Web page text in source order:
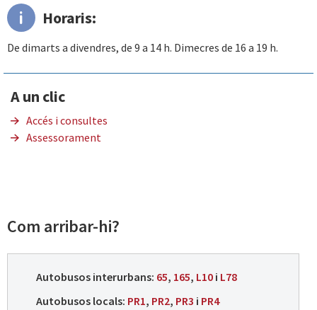
Horaris:
De dimarts a divendres, de 9 a 14 h. Dimecres de 16 a 19 h.
A un clic
Accés i consultes
Assessorament
Com arribar-hi?
Autobusos interurbans: 65, 165, L10 i L78
Autobusos locals: PR1, PR2, PR3 i PR4